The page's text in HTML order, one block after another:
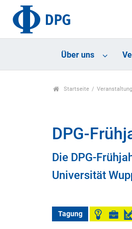
Über uns
Startseite
DPG-
Die DPG-
Universität
Tagung